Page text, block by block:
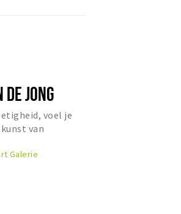
JONG
voel je
van
Galerie